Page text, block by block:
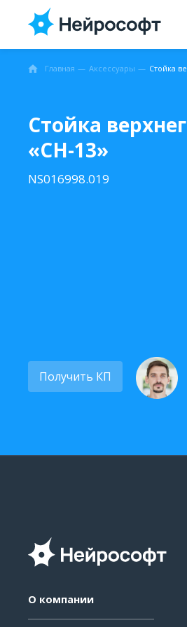
Главная Аксессуары
Стойка
«СН-13»
NS016998.019
Получить КП
О компании